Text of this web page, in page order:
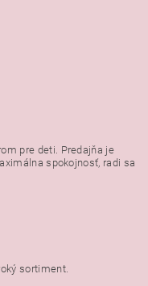
pre deti. Predajňa je
spokojnosť, radi sa
sortiment.